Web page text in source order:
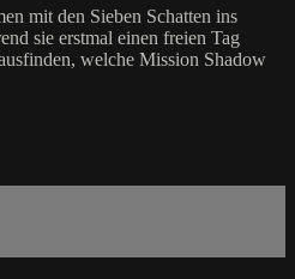
mit den Sieben Schatten ins
sie erstmal einen freien Tag
welche Mission Shadow